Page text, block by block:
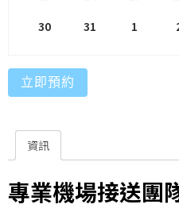
30
31 1
立即預約
資訊
專業機場接送團